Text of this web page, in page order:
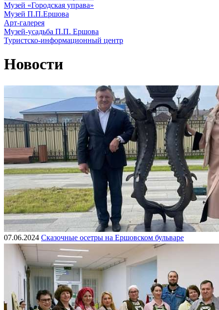
Музей «Городская управа»
Музей П.П.Ершова
Арт-галерея
Музей-усадьба П.П. Ершова
Туристско-информационный центр
Новости
07.06.2024 Сказочные осетры на Ершовском бульваре